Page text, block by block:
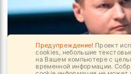
Предупреждение! Проект
cookies, небольшие
на Вашем компьютере с
временной информации.